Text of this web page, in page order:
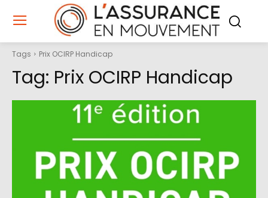
Tags Prix OCIRP Handicap
Tag: Prix OCIRP Handicap